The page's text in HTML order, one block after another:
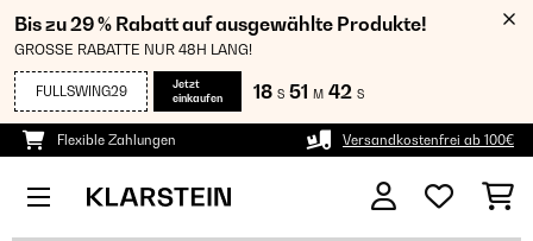
Bis zu 29 % Rabatt auf ausgewählte Produkte!
GROSSE RABATTE NUR 48H LANG!
FULLSWING29
Jetzt
einkaufen
18 S 51 M 41 S
Flexible Zahlungen Versandkostenfrei ab 100€